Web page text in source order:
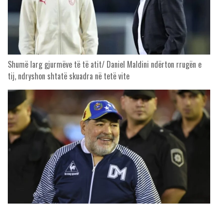
Shumë larg gjurmëve të të atit/ Daniel Maldini ndërton rrugën e
tij, ndryshon shtatë skuadra në tetë vite